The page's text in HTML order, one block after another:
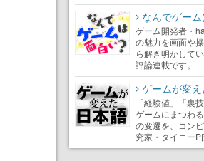
なんでゲー
ゲーム開発者・
の魅力を画面や
ら解き明かして
評論連載です。
ゲームが変
「経験値」「裏
ゲームにまつわ
の変遷を、コン
究家・タイニーP